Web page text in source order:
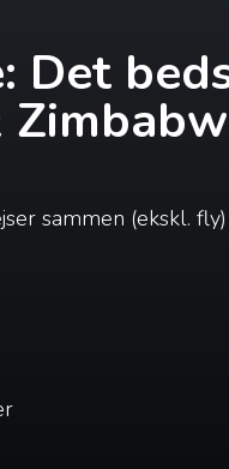
Det
sammen (ekskl. fly)